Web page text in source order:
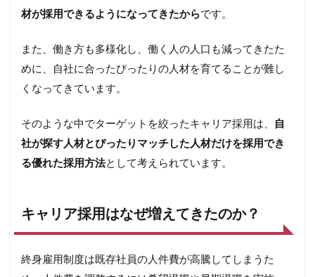
に応
じた
トが
の外
資系
企業
6.2
が多
いベ
ンチ
企業
材が採用できるようになってきたからです。
また、働き方も多様化し、働く人の人口も減ってきたた
めに、自社に合ったぴったりの人材を育てることが難し
くなってきています。
そのような中でターゲットを絞ったキャリア採用は、
自
社が探す人材とぴったりマッチした人材だけを採用でき
る優れた採用方法として考えられています。
キャリア採用はなぜ増えてきたのか？
終身雇用制度は既存社員の人件費が高騰してしまうた